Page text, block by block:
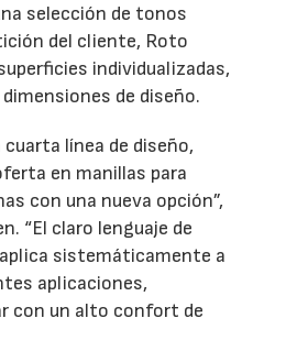
selección de tonos
del cliente, Roto
individualizadas,
de diseño.
línea de diseño,
en manillas para
con una nueva opción”,
“El claro lenguaje de
sistemáticamente a
aplicaciones,
con un alto confort de